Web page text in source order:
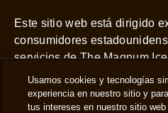
Este sitio web está dirigido
consumidores
servicios de The Magnum
States. Este sitio web no
radicados fuera de Estados
Usamos cookies y tecnologías
experiencia en nuestro sitio y
tus intereses en nuestro sitio